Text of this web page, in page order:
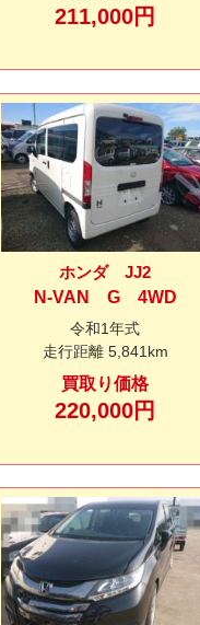
211,000円
ホンダ JJ2
N-VAN G 4WD
令和1年式
走行距離 5,841km
買取り価格
220,000円